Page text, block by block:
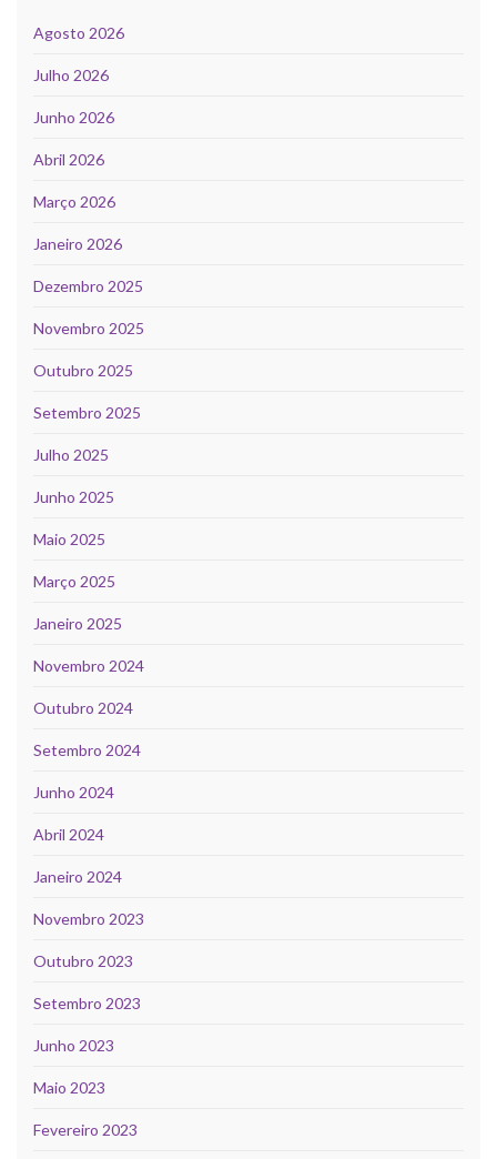
Agosto 2026
Julho 2026
Junho 2026
Abril 2026
Março 2026
Janeiro 2026
Dezembro 2025
Novembro 2025
Outubro 2025
Setembro 2025
Julho 2025
Junho 2025
Maio 2025
Março 2025
Janeiro 2025
Novembro 2024
Outubro 2024
Setembro 2024
Junho 2024
Abril 2024
Janeiro 2024
Novembro 2023
Outubro 2023
Setembro 2023
Junho 2023
Maio 2023
Fevereiro 2023